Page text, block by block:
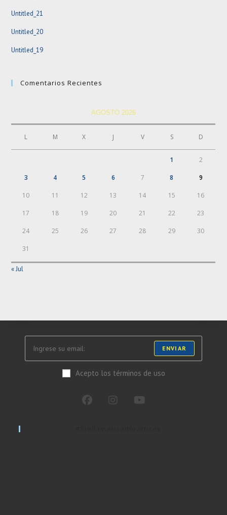
Untitled_21
Untitled_20
Untitled_19
Comentarios Recientes
AGOSTO 2026
L M X J V S D
1 2
3 4 5 6 7 8 9
10 11 12 13 14 15 16
17 18 19 20 21 22 23
24 25 26 27 28 29 30
31
« Jul
ENVIAR
Acepto los términos de uso